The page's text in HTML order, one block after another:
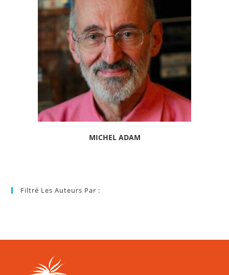
MICHEL ADAM
Filtré Les Auteurs Par :